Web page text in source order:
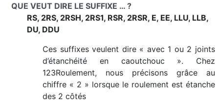
QUE VEUT DIRE LE SUFFIXE … ?
RS, 2RS, 2RSH, 2RS1, RSR, 2RSR, E, EE, LLU, LLB,
DU, DDU
Ces suffixes veulent dire « avec 1 ou 2 joints
d’étanchéité en caoutchouc ». Chez
123Roulement, nous précisons grâce au
chiffre « 2 » lorsque le roulement est étanche
des 2 côtés